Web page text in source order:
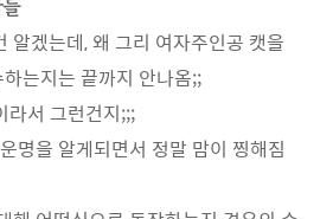
알겠는데, 왜 그리 여자주인공 캣을
는지는 끝까지 안나옴;;
라서 그런건지;;;
명을 알게되면서 정말 맘이 찡해짐